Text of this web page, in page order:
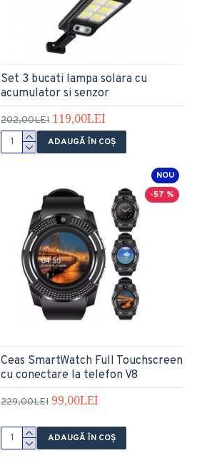
Set 3 bucati lampa solara cu
acumulator si senzor
202,00LEI 119,00LEI
ADAUGĂ ÎN COŞ
NOU
-57 %
Ceas SmartWatch Full Touchscreen
cu conectare la telefon V8
229,00LEI 99,00LEI
ADAUGĂ ÎN COŞ